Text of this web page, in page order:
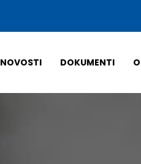
NOVOSTI DOKUMENTI